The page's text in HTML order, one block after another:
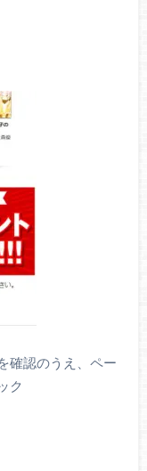
確認のうえ、ペー
ク